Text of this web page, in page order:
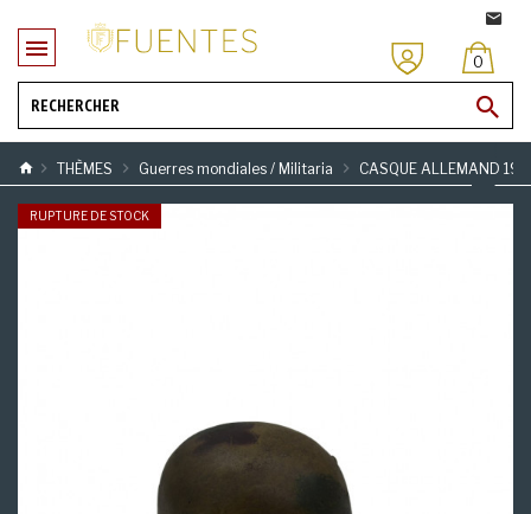
0
THÈMES Guerres mondiales / Militaria CASQUE ALLEMAND
RUPTURE DE STOCK